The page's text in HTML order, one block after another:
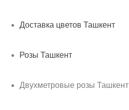
Доставка цветов Ташкент
Розы Ташкент
Двухметровые розы Ташкент